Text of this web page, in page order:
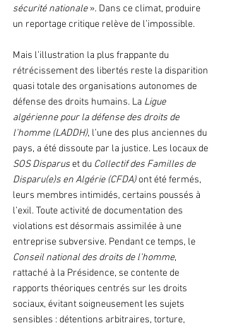
sécurité nationale ». Dans ce climat, produire
un reportage critique relève de l’impossible.
Mais l’illustration la plus frappante du
rétrécissement des libertés reste la disparition
quasi totale des organisations autonomes de
défense des droits humains. La Ligue
algérienne pour la défense des droits de
l’homme (LADDH), l’une des plus anciennes du
pays, a été dissoute par la justice. Les locaux de
SOS Disparus et du Collectif des Familles de
Disparu(e)s en Algérie (CFDA) ont été fermés,
leurs membres intimidés, certains poussés à
l’exil. Toute activité de documentation des
violations est désormais assimilée à une
entreprise subversive. Pendant ce temps, le
Conseil national des droits de l’homme,
rattaché à la Présidence, se contente de
rapports théoriques centrés sur les droits
sociaux, évitant soigneusement les sujets
sensibles : détentions arbitraires, torture,